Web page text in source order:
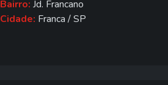
Bairro: Jd. Francano
Cidade: Franca / SP